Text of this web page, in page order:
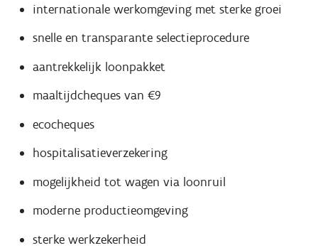
internationale werkomgeving met sterke groei
snelle en transparante selectieprocedure
aantrekkelijk loonpakket
maaltijdcheques van €9
ecocheques
hospitalisatieverzekering
mogelijkheid tot wagen via loonruil
moderne productieomgeving
sterke werkzekerheid